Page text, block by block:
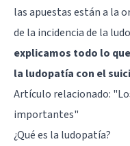
las apuestas están a la
de la incidencia de la
explicamos todo lo
la ludopatía con el
Artículo relacionado:
importantes"
¿Qué es la ludopatía?